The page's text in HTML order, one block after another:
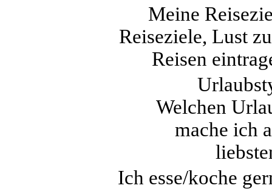
Meine
Reiseziele, Lust
Reisen
Welchen
mache ich
Ich esse/koche